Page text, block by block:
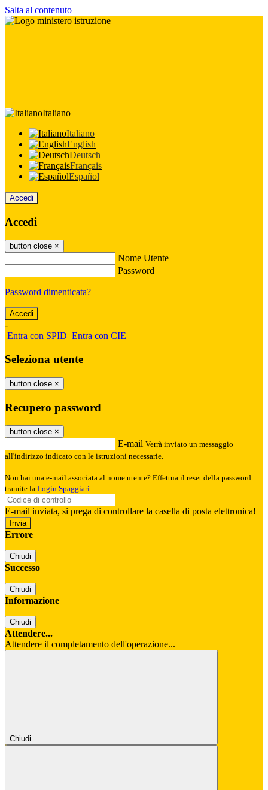
Salta al contenuto
Italiano
Italiano
English
Deutsch
Français
Español
Accedi
Accedi
button close ×
Nome Utente
Password
Password dimenticata?
-
Entra con SPID Entra con CIE
Seleziona utente
button close ×
Recupero password
button close ×
E-mail Verrà inviato un messaggio
all'indirizzo indicato con le istruzioni necessarie.
Non hai una e-mail associata al nome utente? Effettua il reset della password
tramite la Login Spaggiari
E-mail inviata, si prega di controllare la casella di posta elettronica!
Errore
Chiudi
Successo
Chiudi
Informazione
Chiudi
Attendere...
Attendere il completamento dell'operazione...
Chiudi